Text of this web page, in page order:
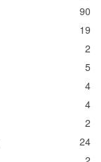
90
19
2
5
4
4
2
24